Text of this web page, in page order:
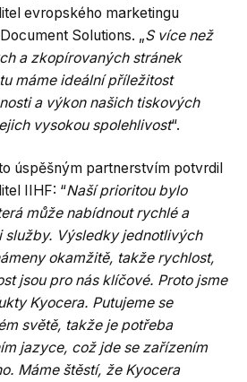
evropského marketingu
Solutions. „S více než
a zkopírovaných stránek
máme ideální příležitost
a výkon našich tiskových
vysokou spolehlivost“.
úspěšným partnerstvím potvrdil
IIHF: “Naší prioritou bylo
může nabídnout rychlé a
služby. Výsledky jednotlivých
okamžitě, takže rychlost,
jsou pro nás klíčové. Proto jsme
Kyocera. Putujeme se
světě, takže je potřeba
jazyce, což jde se zařízením
Máme štěstí, že Kyocera